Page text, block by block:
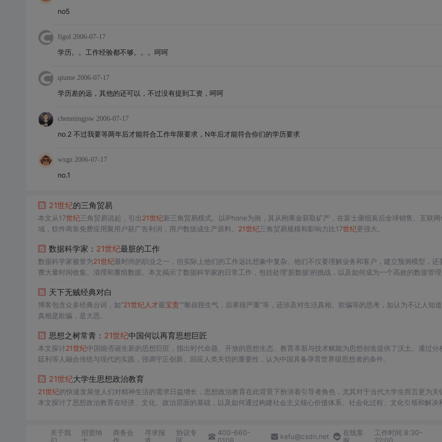
no5
figol 2006-07-17
学历。。工作经验都不够。。。呵呵
qiume 2006-07-17
学历差的远，其他的还可以，不过没有提到工资，呵呵
chenmingjsw 2006-07-17
no.2 不过我要等两年后才能符合工作年限要求，N年后才能符合你们的学历要求
wxgz 2006-07-17
no.1
21世纪的三角贸易
本文从17世纪三角贸易说起，引出21世纪新三角贸易模式。以iPhone为例，其从刚果金获取矿产，在富士康组装后全球销售。互联网
域，软件商靠免费应用聚用户获广告利润，用户数据成生产原料。 21世纪三角贸易规模和影响力比17世纪更强大。
数据科学家： 21世纪最脏的工作
数据科学家被誉为21世纪最时尚的职业之一，但实际上他们的工作远比想象中复杂。他们不仅要理解业务和客户，建立预测模型，还
费大量时间收集、清理和重组数据。本文揭示了数据科学家的日常工作，包括处理‘脏数据’的挑战，以及如何成为一个高效的数据管
天下无贼经典对白
博客包含众多经典台词，如“21世纪人才最宝贵”“黎叔很生气，后果很严重”等，还涉及对生活真相、欺骗等的思考，如认为不让人知
真相是欺骗，是大恶。
思想之树常青： 21世纪中国何以再育思想巨匠
本文探讨21世纪中国能否诞生新的思想巨匠，指出时代命题、开放的思想生态、教育革新与技术赋能为思想创造提供了沃土。通过分
廷利等人融合传统与现代的实践，强调守正创新、回应人类关切的重要性，认为中国具备孕育世界级思想者的条件。
21世纪大学生思想政治教育
21世纪的快速发展使人们对精神生活的需求日益增长，思想政治教育在此背景下扮演着引导者角色，尤其对于当代大学生而言更为关
本文探讨了思想政治教育在经济、文化、政治层面的基础，以及如何通过构建社会主义核心价值体系、社会化过程、文化引领和解决
关于我
们
招贤纳
士
商务合
作
寻求报
道
协议专
区
400-660-
0108
kefu@csdn.net
在线客
服
工作时间 8:30-
22:00